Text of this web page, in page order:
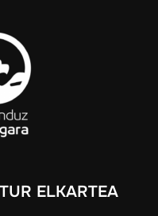
ELKARTEA